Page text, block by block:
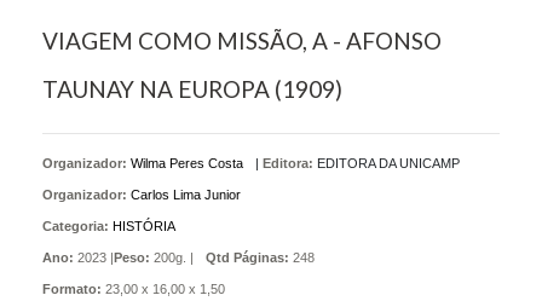
VIAGEM COMO MISSÃO, A - AFONSO
TAUNAY NA EUROPA (1909)
Organizador: Wilma Peres Costa
Organizador: Carlos Lima Junior
| Editora: EDITORA DA UNICAMP
Categoria: HISTÓRIA
Ano: 2023 |Peso: 200g. | Qtd Páginas: 248
Formato: 23,00 x 16,00 x 1,50